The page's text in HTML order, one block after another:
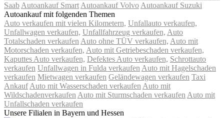
Saab Autoankauf Smart Autoankauf Volvo Autoankauf Suzuki
Autoankauf mit folgenden Themen
Auto verkaufen mit vielen Kilometern, Unfallauto verkaufen,
Unfallwagen verkaufen, Unfallfahrzeug verkaufen, Auto
Totalschaden verkaufen Auto ohne TÜV verkaufen, Auto mit
Motorschaden verkaufen, Auto mit Getriebeschaden verkaufen,
Kaputtes Auto verkaufen, Defektes Auto verkaufen, Schrottauto
verkaufen Unfallwagen in Fulda verkaufen Auto mit Hagelschaden
verkaufen Mietwagen verkaufen Geländewagen verkaufen Taxi
Ankauf Auto mit Wasserschaden verkaufen Auto mit
Wildschadenverkaufen Auto mit Sturmschaden verkaufen Auto mit
Unfallschaden verkaufen
Unsere Filialen in Bayern und Hessen